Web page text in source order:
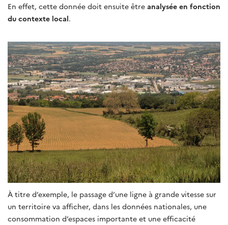
En effet, cette donnée doit ensuite être analysée en fonction
du contexte local.
À titre d’exemple, le passage d’une ligne à grande vitesse sur
un territoire va afficher, dans les données nationales, une
consommation d’espaces importante et une efficacité